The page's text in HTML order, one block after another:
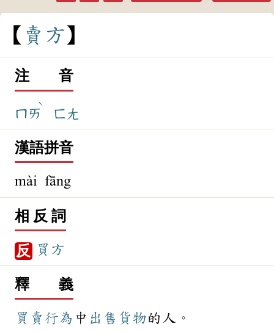
賣 方
注 音
ㄇㄞ
ˋ
ㄈㄤ
漢語拼音
mài fāng
相 反 詞
反 買方
釋 義
買賣 行為 中 出售 貨物的人。